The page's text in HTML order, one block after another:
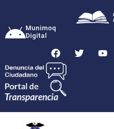
Munimoq
Digital